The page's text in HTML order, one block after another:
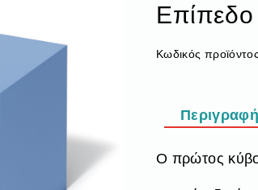
Επίπεδο
Κωδικός
Περιγραφή
Ο πρώτος